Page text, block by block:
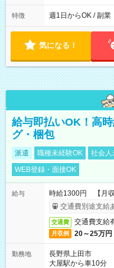
特徴 週1日からOK / 副業
気になる！
給与即払いOK！高
グ・梱包
派遣 職種未経験OK 社会人
WEB登録・面接OK
給与
時給1300円 【月
交通費別途支給
交通費 交通費支給
月収例 20～25万円
勤務地
長野県上田市
大屋駅から車10分